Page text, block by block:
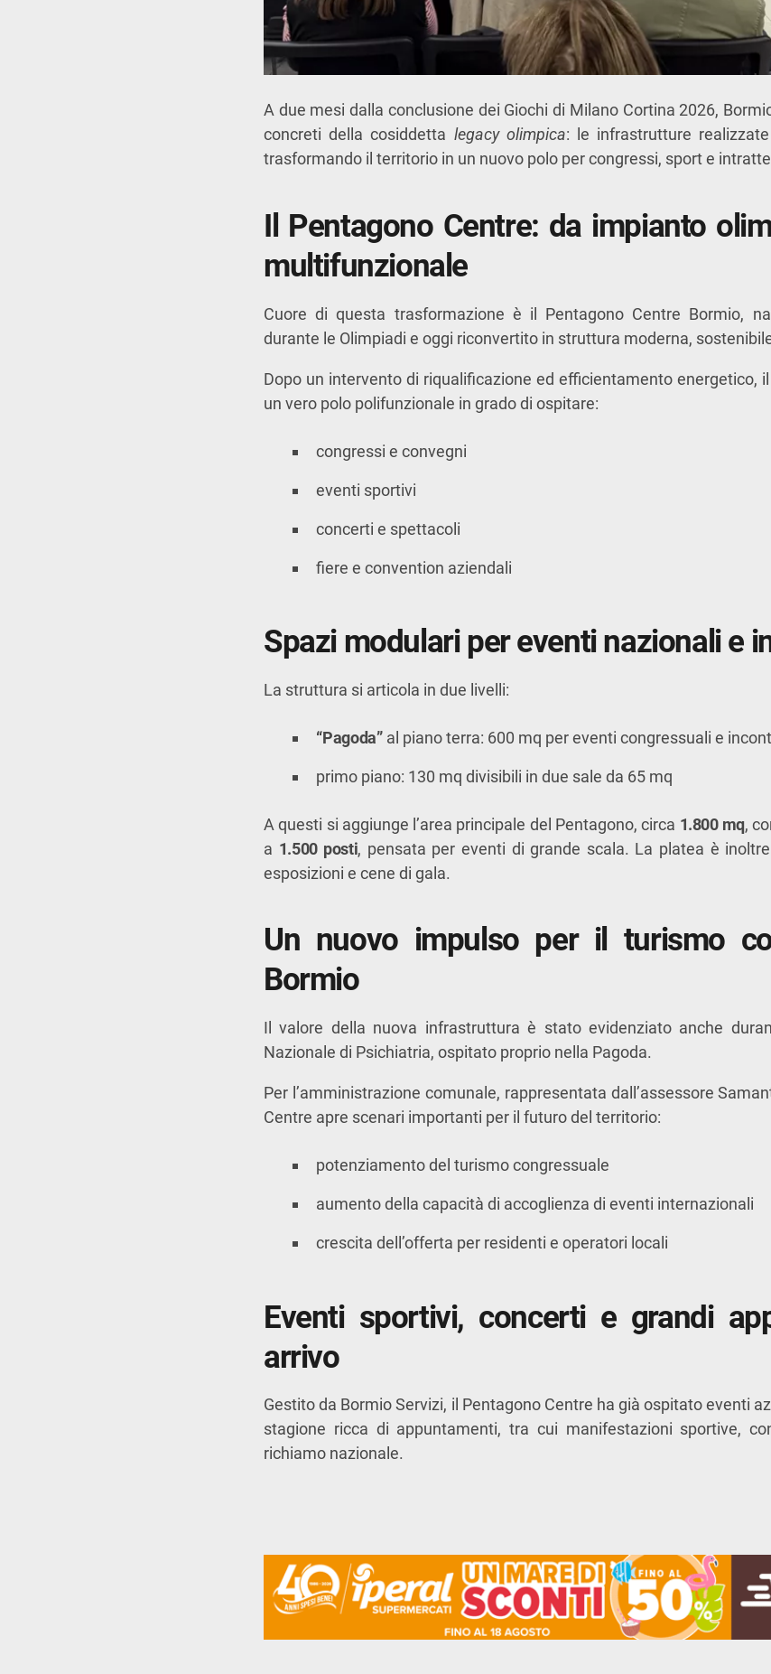
A due mesi dalla conclusione dei Giochi di Milano Cortina 2026,
concreti della cosiddetta legacy olimpica: le infrastrutture
trasformando il territorio in un nuovo polo per congressi, sport e
Il Pentagono Centre: da impianto
multifunzionale
Cuore di questa trasformazione è il Pentagono Centre Bormio,
durante le Olimpiadi e oggi riconvertito in struttura moderna,
Dopo un intervento di riqualificazione ed efficientamento energetico,
un vero polo polifunzionale in grado di ospitare:
congressi e convegni
eventi sportivi
concerti e spettacoli
fiere e convention aziendali
Spazi modulari per eventi nazionali e
La struttura si articola in due livelli:
“Pagoda”al piano terra: 600 mq per eventi congressuali e
primo piano: 130 mq divisibili in due sale da 65 mq
A questi si aggiunge l’area principale del Pentagono, circa 1.800 mq,
a 1.500 posti, pensata per eventi di grande scala. La platea è
esposizioni e cene di gala.
Un nuovo impulso per il turismo
Bormio
Il valore della nuova infrastruttura è stato evidenziato anche
Nazionale di Psichiatria, ospitato proprio nella Pagoda.
Per l’amministrazione comunale, rappresentata dall’assessore
Centre apre scenari importanti per il futuro del territorio:
potenziamento del turismo congressuale
aumento della capacità di accoglienza di eventi internazionali
crescita dell’offerta per residenti e operatori locali
Eventi sportivi, concerti e grandi
arrivo
Gestito da Bormio Servizi, il Pentagono Centre ha già ospitato eventi
stagione ricca di appuntamenti, tra cui manifestazioni sportive,
richiamo nazionale.